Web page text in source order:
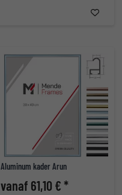
Aluminum kader Arun
vanaf 61,10 € *